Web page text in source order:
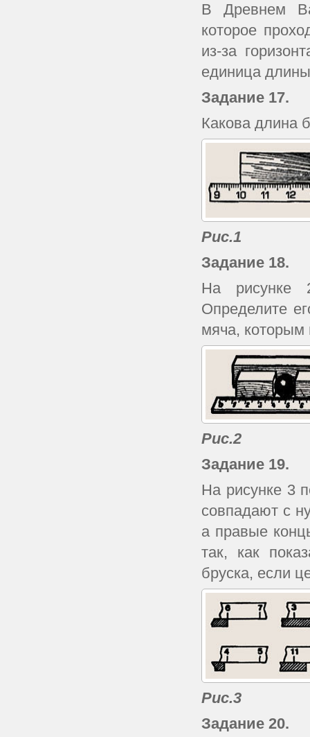
В Древнем
которое
из-за
единица
Задание 17.
Какова длина
Рис.1
Задание 18.
На рисунке
Определите
мяча, которым
Рис.2
Задание 19.
На рисунке 3
совпадают с
а правые
так, как
бруска, если
Рис.3
Задание 20.